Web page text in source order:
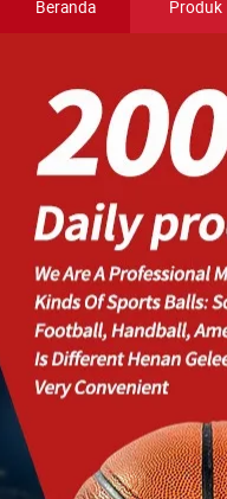
Beranda Produk